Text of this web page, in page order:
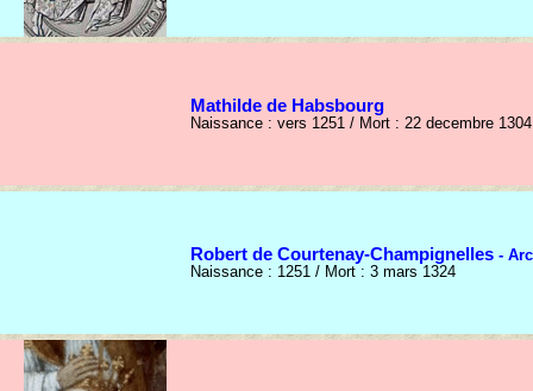
Mathilde de Habsbourg
Naissance : vers 1251 / Mort : 22 decembre 1304
Robert de Courtenay-Champignelles -
Naissance : 1251 / Mort : 3 mars 1324